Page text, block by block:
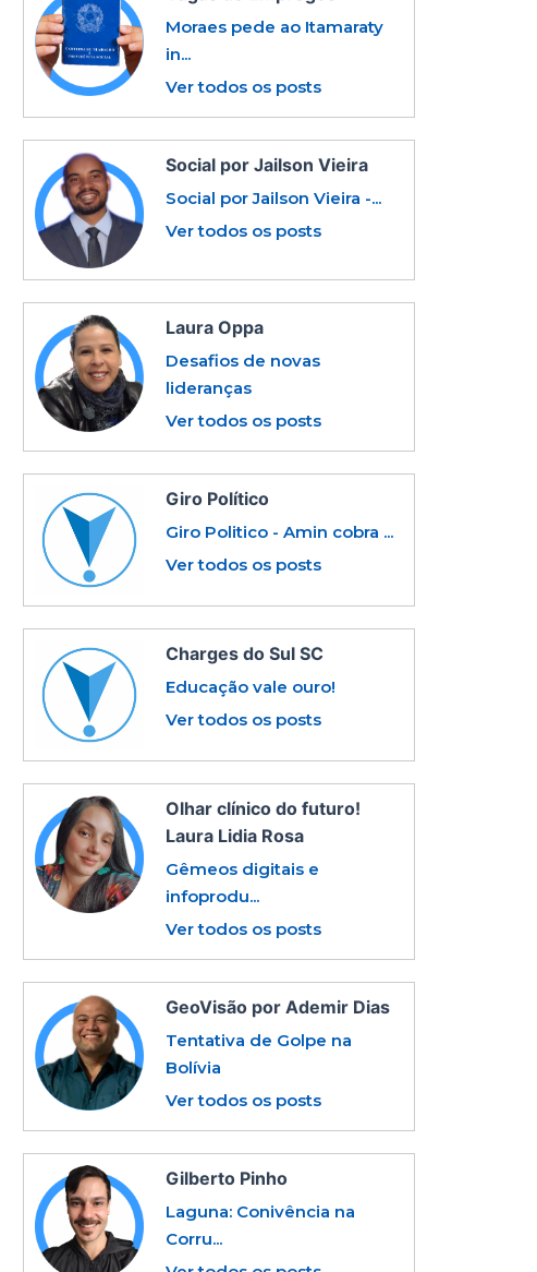
Moraes pede ao Itamaraty
in...
Ver todos os posts
Social por Jailson Vieira
Social por Jailson Vieira -...
Ver todos os posts
Laura Oppa
Desafios de novas
lideranças
Ver todos os posts
Giro Político
Giro Politico - Amin cobra ...
Ver todos os posts
Charges do Sul SC
Educação vale ouro!
Ver todos os posts
Olhar clínico do futuro!
Laura Lidia Rosa
Gêmeos digitais e
infoprodu...
Ver todos os posts
GeoVisão por Ademir Dias
Tentativa de Golpe na
Bolívia
Ver todos os posts
Gilberto Pinho
Laguna: Conivência na
Corru...